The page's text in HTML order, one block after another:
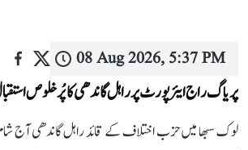
08 Aug 2026, 5:37 PM
پریاگ راج ایئرپورٹ پر راہل گاندھی کا پُرخلوص
لوک سبھا میں حزب اختلاف کے قائد راہل گاندھی آج